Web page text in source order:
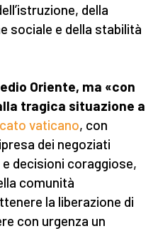
della
sociale e della stabilità
Oriente, ma «con
tragica situazione a
vaticano, con
dei negoziati
decisioni coraggiose,
comunità
la liberazione di
con urgenza un